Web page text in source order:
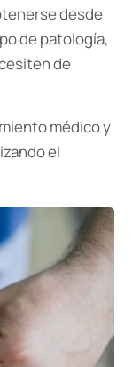
desde
de patología,
de
médico y
el